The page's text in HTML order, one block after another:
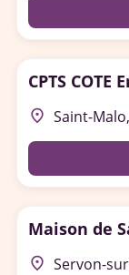
CPTS COTE
place Saint-
Maison de
place Servon-